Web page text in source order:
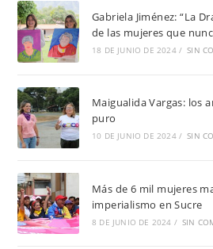
Gabriela Jiménez: “La
de las mujeres que
18 DE JUNIO DE 2024 / SIN
Maigualida Vargas: los
puro
10 DE JUNIO DE 2024 / SIN
Más de 6 mil mujeres
imperialismo en Sucre
8 DE JUNIO DE 2024 / SIN